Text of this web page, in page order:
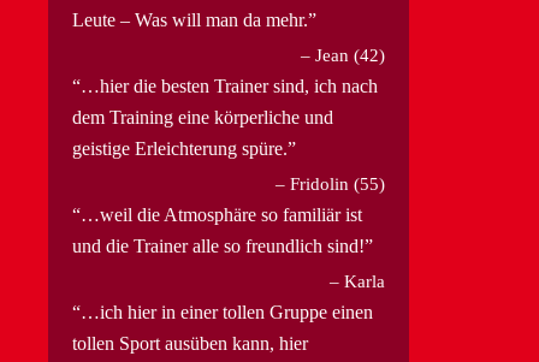
Leute – Was will man da mehr.
Jean (42)
…hier die besten Trainer sind, ich nach
dem Training eine körperliche und
geistige Erleichterung spüre.
Fridolin (55)
…weil die Atmosphäre so familiär ist
und die Trainer alle so freundlich sind!
Karla
…ich hier in einer tollen Gruppe einen
tollen Sport ausüben kann, hier